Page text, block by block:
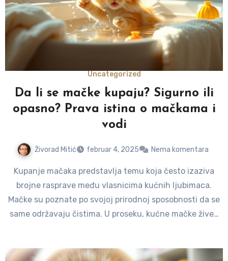
Uncategorized
Da li se mačke kupaju? Sigurno ili
opasno? Prava istina o mačkama i
vodi
Živorad Mitić februar 4, 2025 Nema komentara
Kupanje mačaka predstavlja temu koja često izaziva
brojne rasprave među vlasnicima kućnih ljubimaca.
Mačke su poznate po svojoj prirodnoj sposobnosti da se
same održavaju čistima. U proseku, kućne mačke žive…